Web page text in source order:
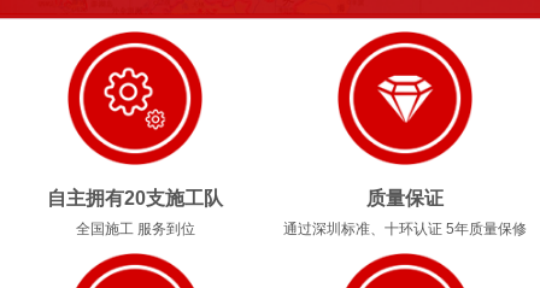
自主拥有20支施工队
全国施工 服务到位
质量保证
通过深圳标准、十环认证 5年质量保修